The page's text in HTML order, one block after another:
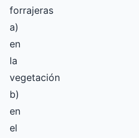
forrajeras
a)
en
la
vegetación
b)
en
el